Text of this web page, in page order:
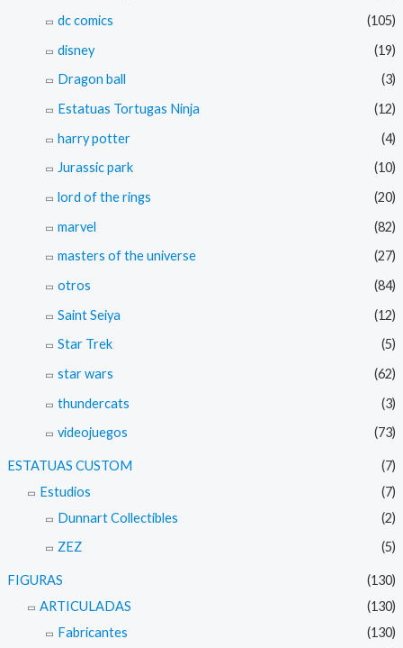
dc comics
(105)
disney
(19)
Dragon ball
(3)
Estatuas Tortugas Ninja
(12)
harry potter
(4)
Jurassic park
(10)
lord of the rings
(20)
marvel
(82)
masters of the universe
(27)
otros
(84)
Saint Seiya
(12)
Star Trek
(5)
star wars
(62)
thundercats
(3)
videojuegos
(73)
ESTATUAS CUSTOM
(7)
Estudios
(7)
Dunnart Collectibles
(2)
ZEZ
(5)
FIGURAS
(130)
ARTICULADAS
(130)
Fabricantes
(130)